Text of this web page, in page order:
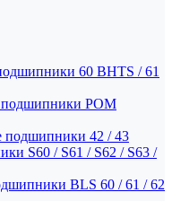
60 BHTS / 61
POM
подшипники 42 / 43
S60 / S61 / S62 / S63 /
BLS 60 / 61 / 62